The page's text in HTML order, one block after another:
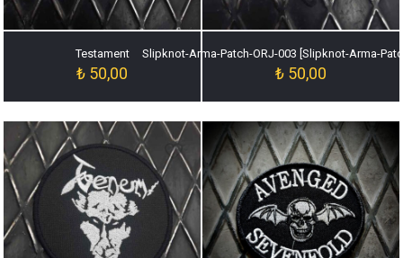
Testament
₺ 50,00
Slipknot-Arma-Patch-ORJ-003 [Slipknot-Arma-
₺ 50,00